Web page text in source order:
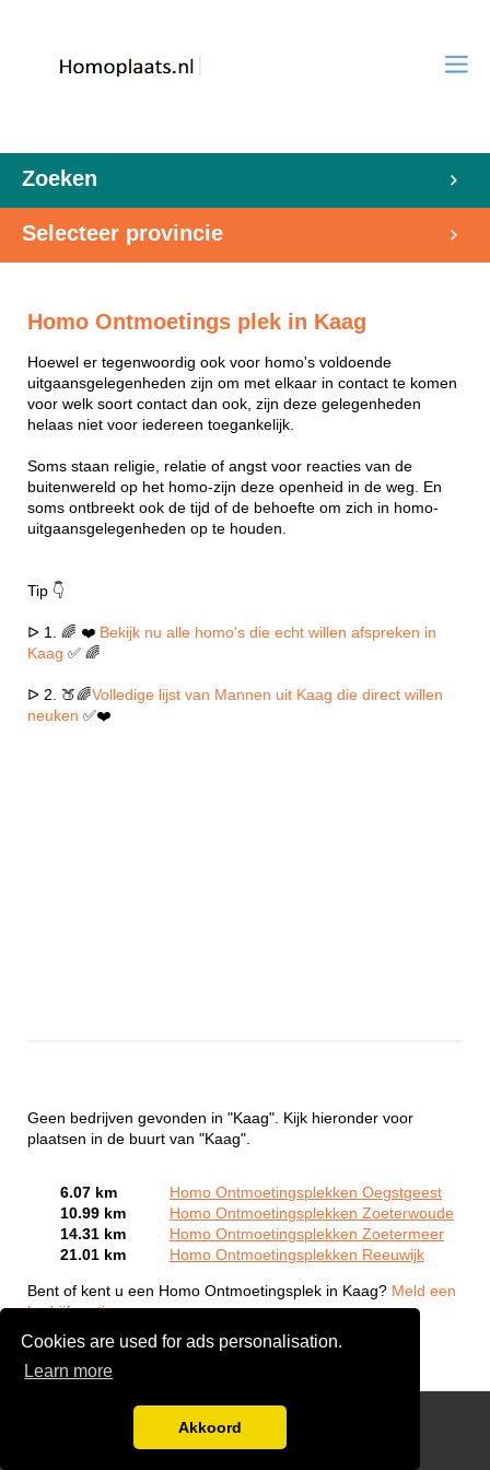
Cookies are used for ads personalisation.
Learn more
Akkoord
Zoeken
Selecteer provincie
Homo Ontmoetings plek in Kaag
Hoewel er tegenwoordig ook voor homo's voldoende
uitgaansgelegenheden zijn om met elkaar in contact te komen
voor welk soort contact dan ook, zijn deze gelegenheden
helaas niet voor iedereen toegankelijk.
Soms staan religie, relatie of angst voor reacties van de
buitenwereld op het homo-zijn deze openheid in de weg. En
soms ontbreekt ook de tijd of de behoefte om zich in homo-
uitgaansgelegenheden op te houden.
Tip 👇
ᐅ 1. 🌈 ❤️ Bekijk nu alle homo's die echt willen afspreken in
Kaag ✅ 🌈
ᐅ 2. 🍑🌈Volledige lijst van Mannen uit Kaag die direct willen
neuken ✅❤️
Geen bedrijven gevonden in "Kaag". Kijk hieronder voor
plaatsen in de buurt van "Kaag".
6.07 km
Homo Ontmoetingsplekken Oegstgeest
10.99 km
Homo Ontmoetingsplekken Zoeterwoude
14.31 km
Homo Ontmoetingsplekken Zoetermeer
21.01 km
Homo Ontmoetingsplekken Reeuwijk
Bent of kent u een Homo Ontmoetingsplek in Kaag? Meld een
bedrijf gratis aan